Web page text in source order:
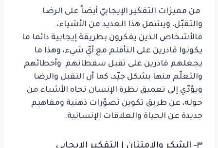
من مميزات التفكير الإيجابيّ أيضاً على الرضا
والتقبّل، ويشمل هذا العديد من الأشياء،
فالأشخاص الذين يفكرون بطريقة إيجابية دائما ما
يكونوا قادرين على التأقلم مع أيّ شيء، وهذا ما
يجعلهم قادرين على تقبل سقطاتهم وأخطائهم
والتعلّم منها بشكل جيّد، كما أن التقبل والرضا
ويؤدّي إلى تعميق نظرة الإنسان تجاه الأشياء من
حوله، عن طريق تكوين تصوّرات ذهنية ومفاهيم
جديدة عن الحياة والعلاقات الإنسانية.
٣- الشكر والامتنان | التفكير الإيجابي